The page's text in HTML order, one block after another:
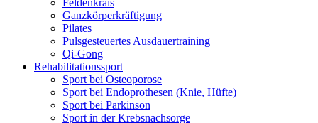
Feldenkrais
Ganzkörperkräftigung
Pilates
Pulsgesteuertes Ausdauertraining
Qi-Gong
Rehabilitationssport
Sport bei Osteoporose
Sport bei Endoprothesen (Knie, Hüfte)
Sport bei Parkinson
Sport in der Krebsnachsorge